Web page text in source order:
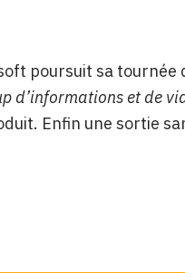
poursuit sa tournée
d’informations et de
Enfin une sortie